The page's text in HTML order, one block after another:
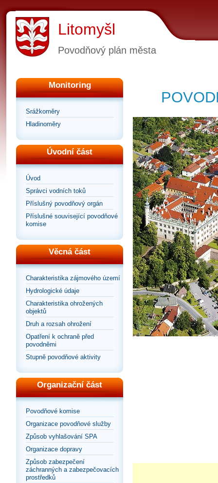
Litomyšl
Povodňový plán města
Monitoring
Srážkoměry
Hladinoměry
Úvodní část
Úvod
Správci vodních toků
Příslušný povodňový orgán
Příslušné související povodňové
komise
Věcná část
Charakteristika zájmového území
Hydrologické údaje
Charakteristika ohrožených
objektů
Druh a rozsah ohrožení
Opatření k ochraně před
povodněmi
Stupně povodňové aktivity
Organizační část
Povodňové komise
Organizace povodňové služby
Způsob vyhlašování SPA
Organizace dopravy
Způsob zabezpečení
záchranných a zabezpečovacích
prostředků